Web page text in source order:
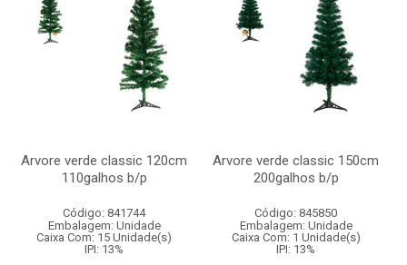
Arvore verde classic 120cm
110galhos b/p
Código: 841744
Embalagem: Unidade
Caixa Com: 15 Unidade(s)
IPI: 13%
Arvore verde classic 150cm
200galhos b/p
Código: 845850
Embalagem: Unidade
Caixa Com: 1 Unidade(s)
IPI: 13%